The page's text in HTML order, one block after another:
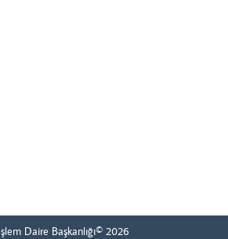
Daire Başkanlığı© 2026